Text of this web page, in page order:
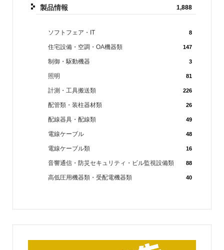
製品情報 1,888
ソフトフェア・IT 8
住宅設備・空調・OA機器類 147
制御・駆動機器 3
照明 81
計測・工具搬送類 226
配管類・装柱器材類 26
配線器具・配線類 49
電線ケーブル 48
電線ケーブル類 16
音響通信・防災セキュリティ・ビル監視設備類 88
高低圧用機器類・受配電機器類 40